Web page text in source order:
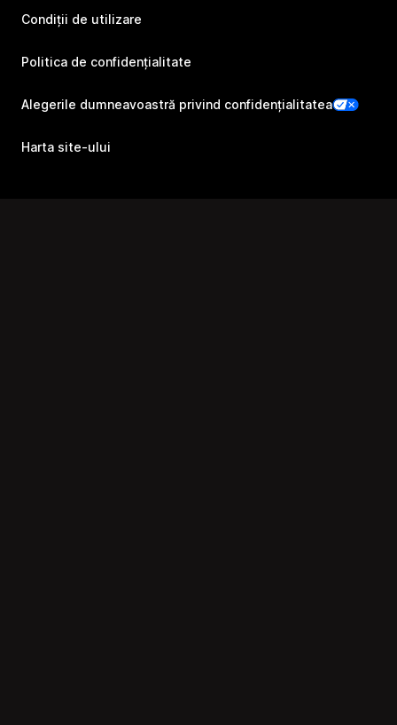
Condiții de utilizare
Politica de confidențialitate
Alegerile dumneavoastră privind confidențialitatea
Harta site-ului